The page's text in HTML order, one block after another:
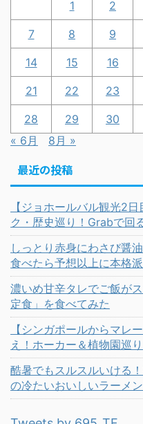
1 2
7 8 9
14 15 16
21 22 23
28 29 30
« 6月
8月 »
最近の投稿
【ジョホールバル観光2
ク・歴史巡り！Grabで回
しっとり赤身にわさび醤
食べたら予想以上に本格
濃いめ甘辛タレでご飯が
定食」を食べてみた
【シンガポールからマレ
え！ホーカー＆植物園巡り
酷暑でもスルスルいける
の冷たいおいしいラーメ